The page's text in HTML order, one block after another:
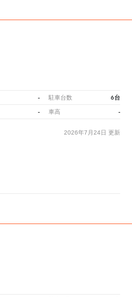
- 駐車台数 6台
- 車高 -
2026年7月24日 更新